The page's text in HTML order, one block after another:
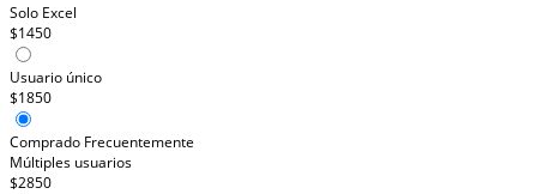
Solo Excel
$1450
Usuario único
$1850
Comprado Frecuentemente
Múltiples usuarios
$2850